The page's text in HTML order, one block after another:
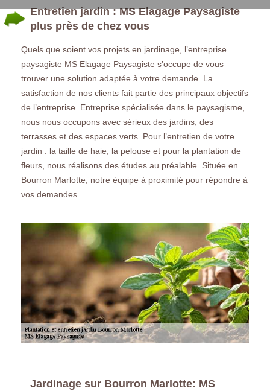
Entretien jardin : MS Elagage Paysagiste
plus près de chez vous
Quels que soient vos projets en jardinage, l’entreprise
paysagiste MS Elagage Paysagiste s’occupe de vous
trouver une solution adaptée à votre demande. La
satisfaction de nos clients fait partie des principaux objectifs
de l’entreprise. Entreprise spécialisée dans le paysagisme,
nous nous occupons avec sérieux des jardins, des
terrasses et des espaces verts. Pour l’entretien de votre
jardin : la taille de haie, la pelouse et pour la plantation de
fleurs, nous réalisons des études au préalable. Située en
Bourron Marlotte, notre équipe à proximité pour répondre à
vos demandes.
Jardinage sur Bourron Marlotte: MS